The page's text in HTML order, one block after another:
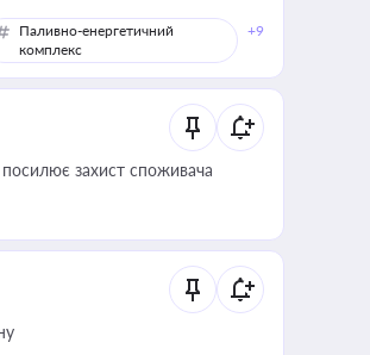
Паливно-енергетичний
комплекс
+9
захист споживача